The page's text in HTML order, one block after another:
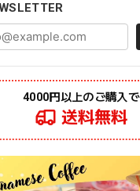
4000円以上のご購入で
送料無料